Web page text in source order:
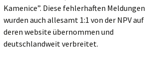
Kamenice”. Diese fehlerhaften Meldungen
wurden auch allesamt 1:1 von der NPV auf
deren website übernommen und
deutschlandweit verbreitet.